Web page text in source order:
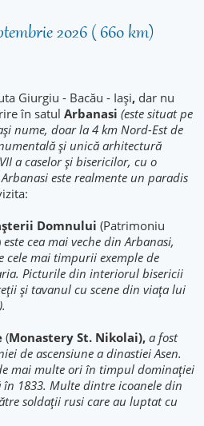
2026 ( 660 km)
Giurgiu - Bacău - Iași, dar nu
în satul Arbanasi (este situat pe
nume, doar la 4 km Nord-Est de
ă și unică arhitectură
a caselor și bisericilor, cu o
este realmente un paradis
Domnului (Patrimoniu
este cea mai veche din Arbanasi,
mai timpurii exemple de
Picturile din interiorul bisericii
și tavanul cu scene din viața lui
(Monastery St. Nikolai), a fost
de ascensiune a dinastiei Asen.
mai multe ori în timpul dominației
1833. Multe dintre icoanele din
soldații rusi care au luptat cu